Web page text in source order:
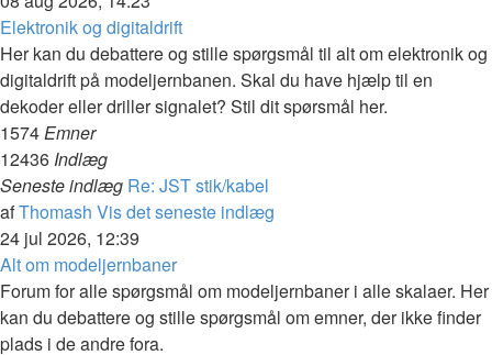
Elektronik og digitaldrift
Her kan du debattere og stille spørgsmål til alt om elektronik og
digitaldrift på modeljernbanen. Skal du have hjælp til en
dekoder eller driller signalet? Stil dit spørsmål her.
1574Emner
12436 Indlæg
Seneste indlæg Re: JST stik/kabel
afThomash Vis det seneste indlæg
24 jul 2026, 12:39
Alt om modeljernbaner
Forum for alle spørgsmål om modeljernbaner i alle skalaer. Her
kan du debattere og stille spørgsmål om emner, der ikke finder
plads i de andre fora.